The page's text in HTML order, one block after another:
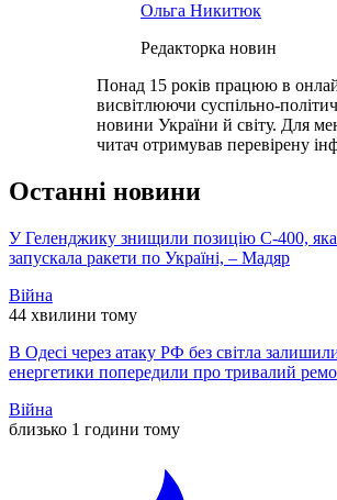
Ольга Никитюк
Редакторка новин
Понад 15 років працюю в
висвітлюючи суспільно-
новини України й світу. Для
читач отримував перевірену
Останні новини
У Геленджику знищили позицію С-400, яка
запускала ракети по Україні, – Мадяр
Війна
44 хвилини тому
В Одесі через атаку РФ без світла
енергетики попередили про тривалий
Війна
близько 1 години тому